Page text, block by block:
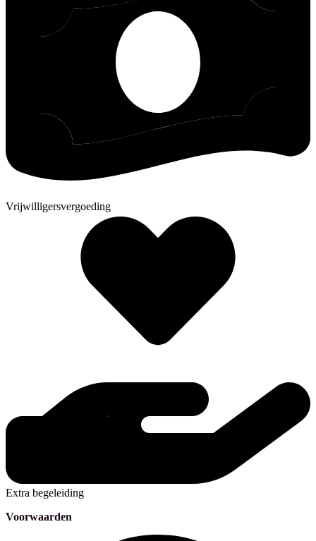
Vrijwilligersvergoeding
Extra begeleiding
Voorwaarden